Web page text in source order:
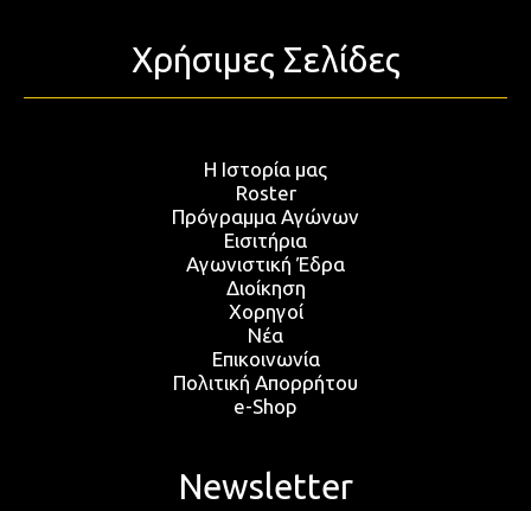
Χρήσιμες Σελίδες
Η Ιστορία μας
Roster
Πρόγραμμα Αγώνων
Εισιτήρια
Αγωνιστική Έδρα
Διοίκηση
Χορηγοί
Νέα
Επικοινωνία
Πολιτική Απορρήτου
e-Shop
Newsletter